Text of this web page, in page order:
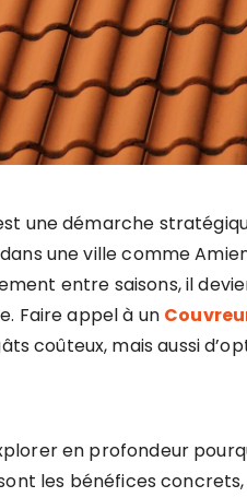
une démarche
une ville comme
entre saisons, il
Faire appel à un
coûteux, mais aussi
en profondeur
les bénéfices